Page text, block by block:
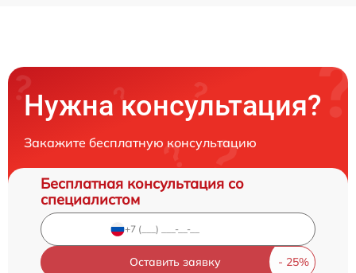
Нужна консультация?
Закажите бесплатную консультацию
Бесплатная консультация со
специалистом
Оставить заявку